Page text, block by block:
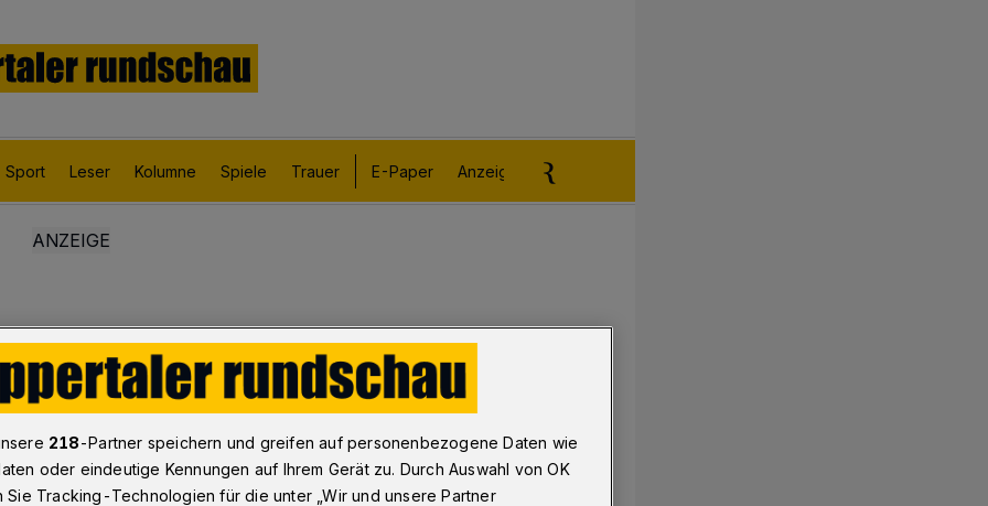
Sport Leser Kolumne Spiele Trauer E-Paper Anzeigen aufgeben
218-Partner speichern und greifen auf personenbezogene Daten wie
oder eindeutige Kennungen auf Ihrem Gerät zu. Durch Auswahl von OK
Sie Tracking-Technologien für die unter „Wir und unsere Partner